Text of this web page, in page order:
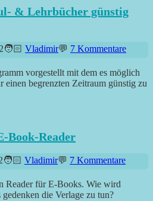
& Lehrbücher günstig
Vladimir 7 Kommentare
vorgestellt mit dem es möglich
einen begrenzten Zeitraum günstig zu
Book-Reader
Vladimir 7 Kommentare
Reader für E-Books. Wie wird
die Verlage zu tun?